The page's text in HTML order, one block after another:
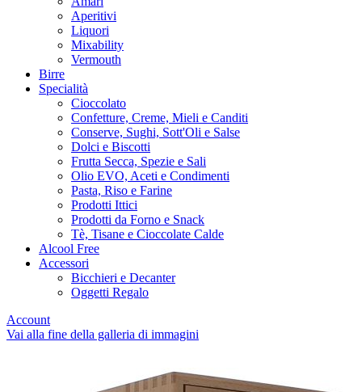
Aperitivi
Liquori
Mixability
Vermouth
Birre
Specialità
Cioccolato
Confetture, Creme, Mieli e Canditi
Conserve, Sughi, Sott'Oli e Salse
Dolci e Biscotti
Frutta Secca, Spezie e Sali
Olio EVO, Aceti e Condimenti
Pasta, Riso e Farine
Prodotti Ittici
Prodotti da Forno e Snack
Tè, Tisane e Cioccolate Calde
Alcool Free
Accessori
Bicchieri e Decanter
Oggetti Regalo
Account
Vai alla fine della galleria di immagini